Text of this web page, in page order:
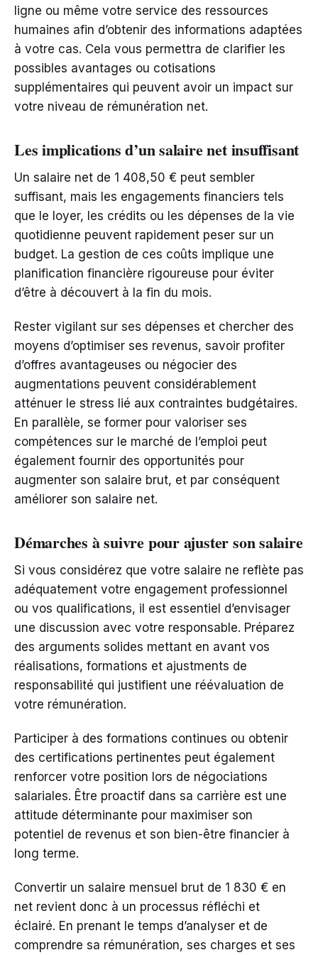
ligne ou même votre service des ressources
humaines afin d’obtenir des informations adaptées
à votre cas. Cela vous permettra de clarifier les
possibles avantages ou cotisations
supplémentaires qui peuvent avoir un impact sur
votre niveau de rémunération net.
Les implications d’un salaire net insuffisant
Un salaire net de 1 408,50 € peut sembler
suffisant, mais les engagements financiers tels
que le loyer, les crédits ou les dépenses de la vie
quotidienne peuvent rapidement peser sur un
budget. La gestion de ces coûts implique une
planification financière rigoureuse pour éviter
d’être à découvert à la fin du mois.
Rester vigilant sur ses dépenses et chercher des
moyens d’optimiser ses revenus, savoir profiter
d’offres avantageuses ou négocier des
augmentations peuvent considérablement
atténuer le stress lié aux contraintes budgétaires.
En parallèle, se former pour valoriser ses
compétences sur le marché de l’emploi peut
également fournir des opportunités pour
augmenter son salaire brut, et par conséquent
améliorer son salaire net.
Démarches à suivre pour ajuster son salaire
Si vous considérez que votre salaire ne reflète pas
adéquatement votre engagement professionnel
ou vos qualifications, il est essentiel d’envisager
une discussion avec votre responsable. Préparez
des arguments solides mettant en avant vos
réalisations, formations et ajustments de
responsabilité qui justifient une réévaluation de
votre rémunération.
Participer à des formations continues ou obtenir
des certifications pertinentes peut également
renforcer votre position lors de négociations
salariales. Être proactif dans sa carrière est une
attitude déterminante pour maximiser son
potentiel de revenus et son bien-être financier à
long terme.
Convertir un salaire mensuel brut de 1 830 € en
net revient donc à un processus réfléchi et
éclairé. En prenant le temps d’analyser et de
comprendre sa rémunération, ses charges et ses